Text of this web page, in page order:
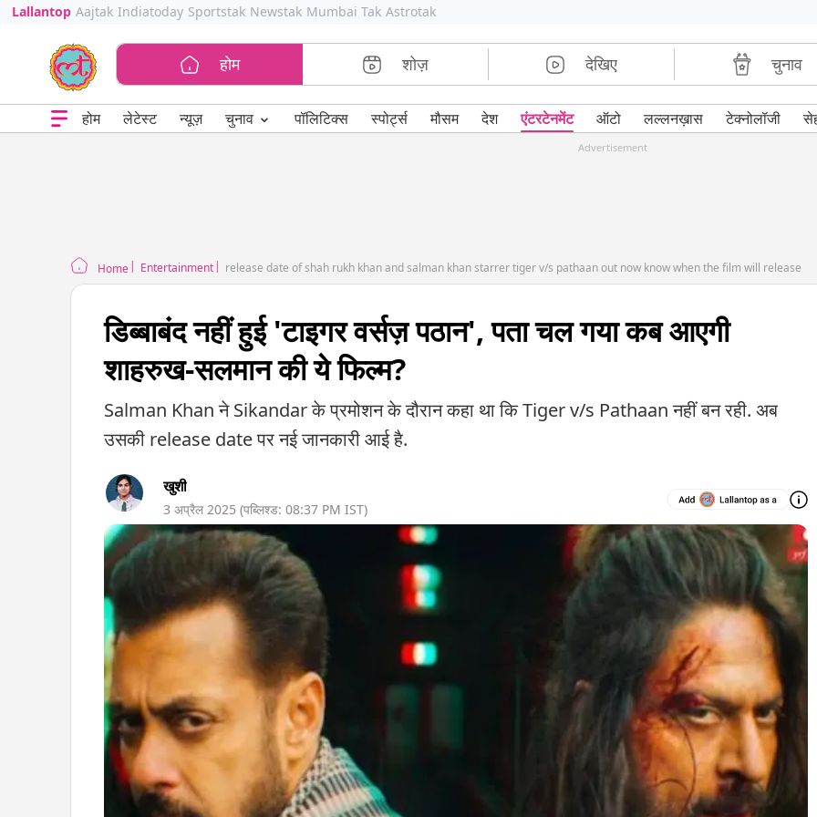
Lallantop Aajtak Indiatoday Sportstak Newstak Mumbai Tak Astrotak
होम शोज़ देखिए चुनाव
होम लेटेस्ट न्यूज़ चुनाव ⌄ पॉलिटिक्स स्पोर्ट्स मौसम देश एंटरटेनमेंट ऑटो लल्लनख़ास टेक्नोलॉजी
Advertisement
Home Entertainment release date of shah rukh khan and salman khan starrer tiger v/s pathaan out now know when the film will release
डिब्बाबंद नहीं हुई 'टाइगर वर्सज़ पठान', पता चल गया कब आएगी
शाहरुख-सलमान की ये फिल्म?
Salman Khan ने Sikandar के प्रमोशन के दौरान कहा था कि Tiger v/s Pathaan नहीं बन रही. अब
उसकी release date पर नई जानकारी आई है.
खुशी
3 अप्रैल 2025 (पब्लिश्ड: 08:37 PM IST)